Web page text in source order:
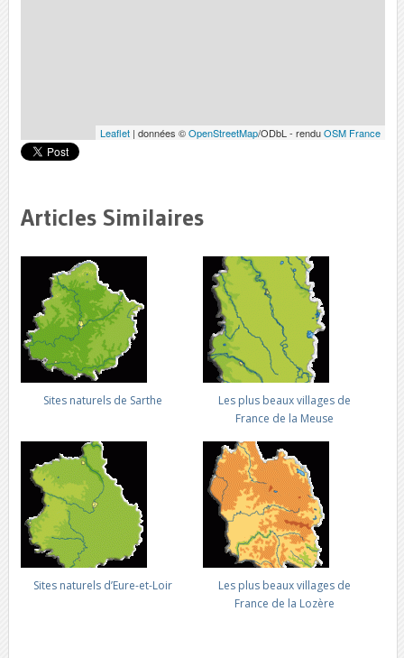
Leaflet | données ©OpenStreetMap/ODbL - renduOSM France
Articles Similaires
Sites naturels de Sarthe
Les plus beaux villages de
France de la Meuse
Sites naturels d’Eure-et-Loir
Les plus beaux villages de
France de la Lozère